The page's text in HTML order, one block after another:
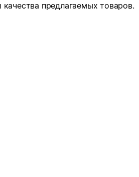
предлагаемых товаров.